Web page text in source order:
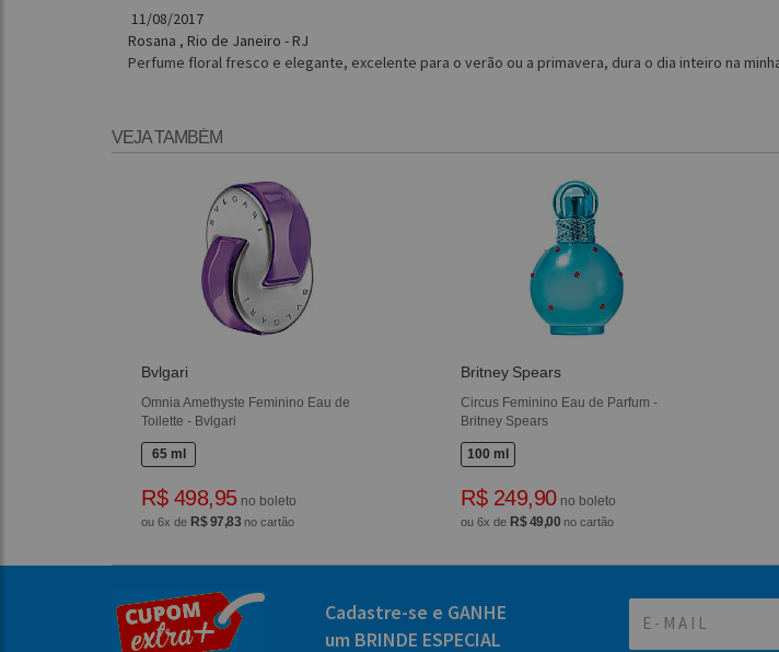
11/08/2017
Rosana , Rio de Janeiro - RJ
Perfume floral fresco e elegante, excelente para o verão ou a primavera, dura o dia inteiro na
VEJA TAMBÉM
Bvlgari
Omnia Amethyste Feminino Eau de
Toilette - Bvlgari
65 ml
R$ 498,95no boleto
ou 6x de R$ 97,83 no cartão
Britney Spears
Circus Feminino Eau de Parfum -
Britney Spears
100 ml
R$ 249,90no boleto
ou 6x de R$ 49,00 no cartão
Cadastre-se e GANHE
um BRINDE ESPECIAL